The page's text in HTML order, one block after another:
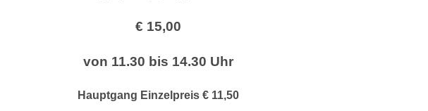
€ 15,00
von 11.30 bis 14.30 Uhr
Hauptgang Einzelpreis € 11,50